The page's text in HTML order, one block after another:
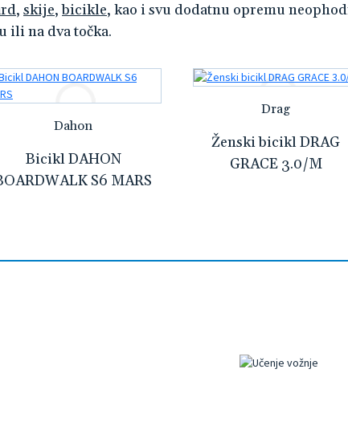
, skije,bicikle, kao i svu dodatnu opremu
ili na dva točka.
Dahon
Bicikl DAHON
S6 MARS
Drag
Ženski bicikl DRAG
GRACE 3.0/M